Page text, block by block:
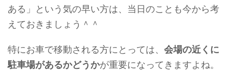
ある」という気の早い方は、当日のことも今から考
えておきましょう＾＾
特にお車で移動される方にとっては、 会場の近くに
駐車場があるかどうかが重要になってきますよね。